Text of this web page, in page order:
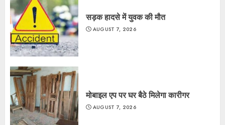
सड़क हादसे में युवक की मौत
AUGUST 7, 2026
मोबाइल एप पर घर बैठे मिलेगा कारीगर
AUGUST 7, 2026